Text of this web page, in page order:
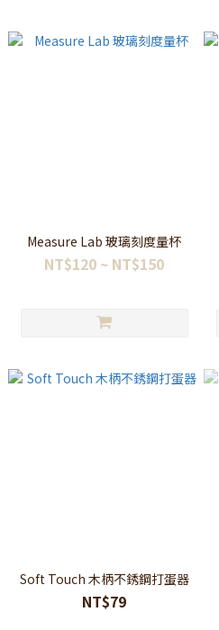
Measure Lab 玻璃刻度量杯
NT$120 ~ NT$150
Soft Touch 木柄不銹鋼打蛋器
NT$79